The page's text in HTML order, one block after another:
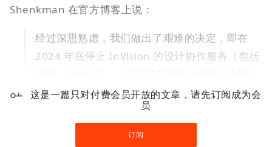
Shenkman 在官方博客上说：
经过深思熟虑，我们做出了艰难的决定，即在
2024 年底停止 InVision 的设计协作服务（包括
和精力，使 InVision 成为一家令人难以置信的
公司。我们一起重新构想了设计师的协作方式，
提高了设计思维的重要性，并在此过程中帮助彻
这是一篇只对付费会员开放的文章，请先订阅成为会
员
订阅